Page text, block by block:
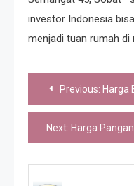
investor Indonesia
menjadi tuan rumah di
Post
navigation
Previous: Harga
Next: Harga Pangan Hari Ini: